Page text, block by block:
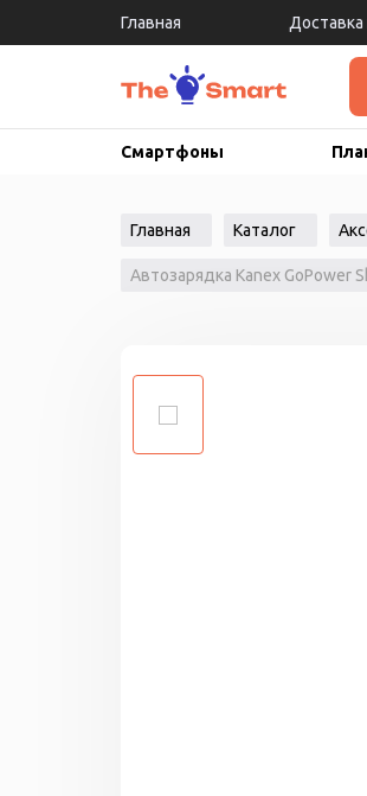
Главная Доставка
Смартфоны
Главная Каталог
Автозарядка Kanex GoPower